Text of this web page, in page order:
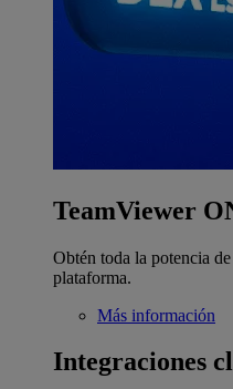
TeamViewer
Obtén toda la potencia
plataforma.
Más información
Integraciones